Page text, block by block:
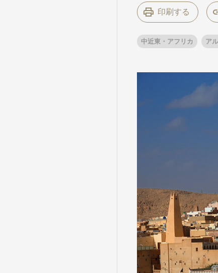
出発地と
1月
11月
ブランド
日系航
野生動
お花・
専任ガ
ラ・プ
出発地と
冬の国
年末年始
ブランド
美食・
島旅
印刷する
中近東・アフリカ ア